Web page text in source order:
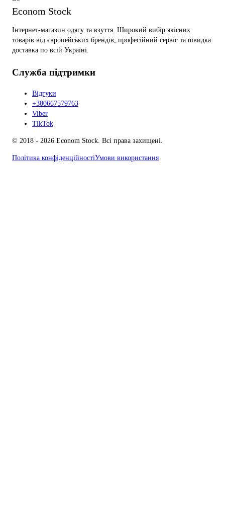
Econom Stock
Інтернет-магазин одягу та взуття. Широкий вибір якісних
товарів від європейських брендів, професійний сервіс та швидка
доставка по всій Україні.
Служба підтримки
Відгуки
+380667579763
Viber
TikTok
© 2018 - 2026 Econom Stock. Всі права захищені.
Політика конфіденційностіУмови використання